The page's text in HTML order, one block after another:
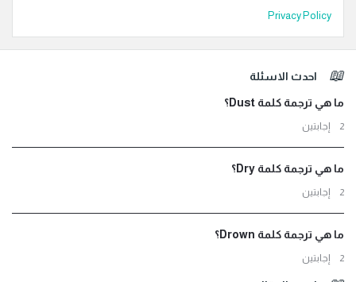
Privacy Policy
الفوتراحدث الاسئلة
ما هي ترجمة كلمة Dust؟
‫2 إجابتين
ما هي ترجمة كلمة Dry؟
‫2 إجابتين
ما هي ترجمة كلمة Drown؟
‫2 إجابتين